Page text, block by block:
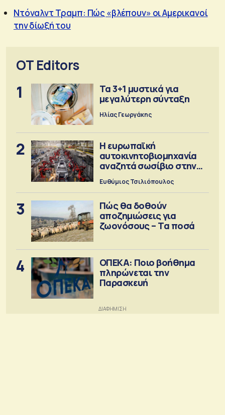
Ντόναλντ Τραμπ: Πώς «βλέπουν» οι Αμερικανοί
την δίωξή του
OT Editors
1
Τα 3+1 μυστικά για
μεγαλύτερη σύνταξη
Ηλίας Γεωργάκης
2
Η ευρωπαϊκή
αυτοκινητοβιομηχανία
αναζητά σωσίβιο στην
Κίνα
Ευθύμιος Τσιλιόπουλος
3
Πώς θα δοθούν
αποζημιώσεις για
ζωονόσους – Τα ποσά
4
ΟΠΕΚΑ: Ποιο βοήθημα
πληρώνεται την
Παρασκευή